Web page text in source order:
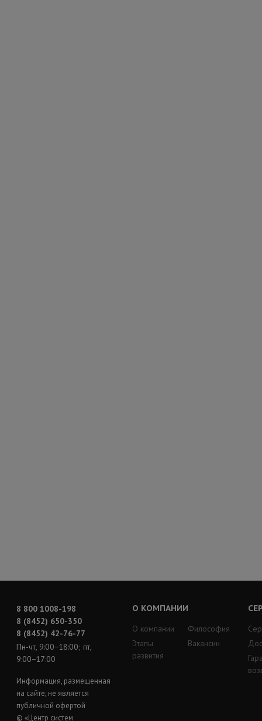
8 800 1008-198
8 (8452) 650-350
8 (8452) 42-76-77
Пн-чт, 9:00−18:00; пт,
9:00−17:00
Информация, размещенная
на сайте, не является
публичной офертой
© «Центр систем
О КОМПАНИИ
О компании
Этапы
развития
Философия
Вакансии